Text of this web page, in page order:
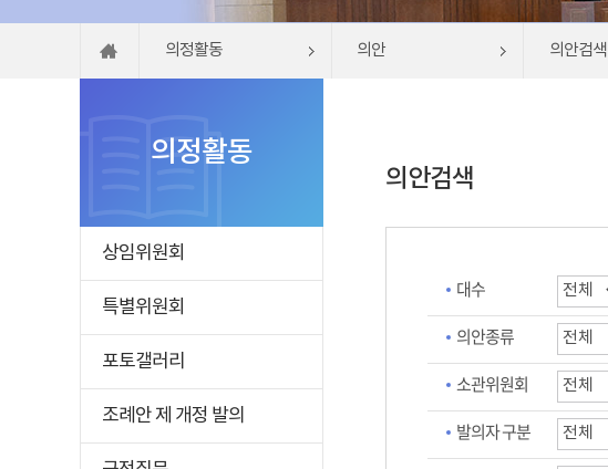
의정활동 의안 의안검색
의정활동
상임위원회
특별위원회
포토갤러리
조례안 제 개정 발의
의안검색
대수
의안종류
소관위원회
발의자 구분